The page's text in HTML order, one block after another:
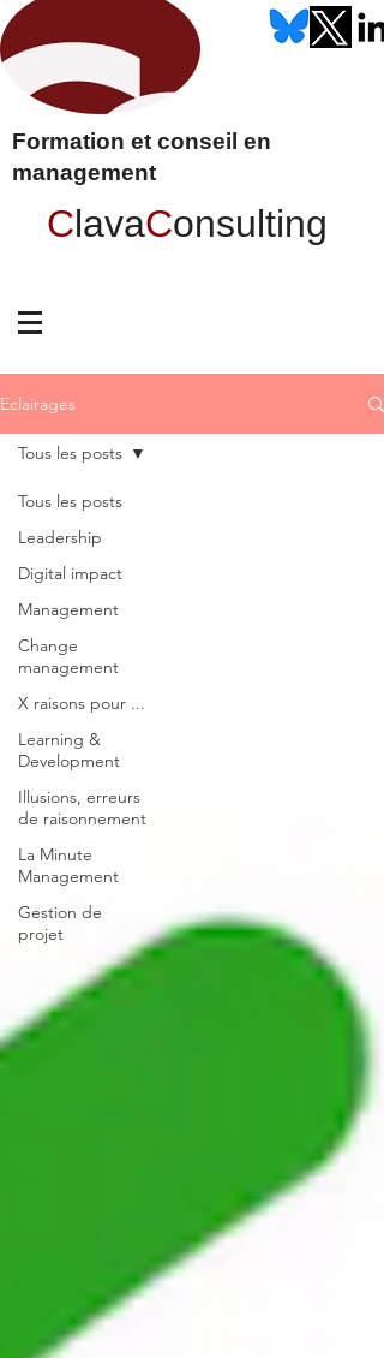
Formation et conseil en
management
ClavaConsulting
Eclairages
Tous les posts
Leadership
Digital impact
Management
Change
management
X raisons pour ...
Learning &
Development
Illusions, erreurs
de raisonnement
La Minute
Management
Gestion de
projet
Tous les posts